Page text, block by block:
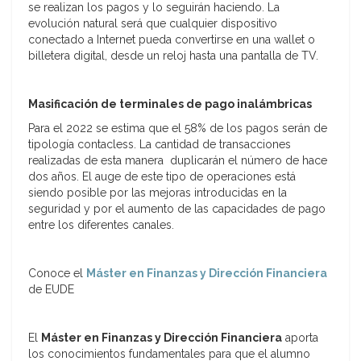
se realizan los pagos y lo seguirán haciendo. La
evolución natural será que cualquier dispositivo
conectado a Internet pueda convertirse en una wallet o
billetera digital, desde un reloj hasta una pantalla de TV.
Masificación de terminales de pago inalámbricas
Para el 2022 se estima que el 58% de los pagos serán de
tipología contacless. La cantidad de transacciones
realizadas de esta manera duplicarán el número de hace
dos años. El auge de este tipo de operaciones está
siendo posible por las mejoras introducidas en la
seguridad y por el aumento de las capacidades de pago
entre los diferentes canales.
Conoce el
Máster en Finanzas y Dirección Financiera
de EUDE
El Máster en Finanzas y Dirección Financiera aporta
los conocimientos fundamentales para que el alumno